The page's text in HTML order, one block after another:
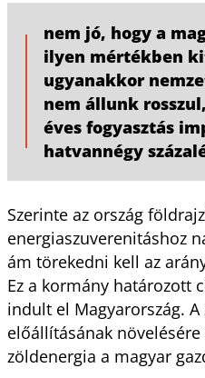
nem jó, hogy a
ilyen mértékben
ugyanakkor
nem állunk
éves fogyasztás
hatvannégy
Szerinte az ország
energiaszuverenitáshoz
ám törekedni kell az
Ez a kormány határozott
indult el Magyarország.
előállításának
zöldenergia a magyar